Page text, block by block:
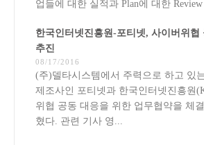
업들에 대한 실적과 Plan에 대한
한국인터넷진흥원-포티넷, 사이버위협
추진
08/17/2016
(주)델타시스템에서 주력으로 하고 있
제조사인 포티넷과 한국인터넷진흥원
위협 공동 대응을 위한 업무협약을 체
혔다. 관련 기사 영...